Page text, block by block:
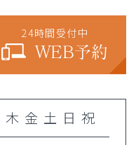
24時間受付中
WEB予約
木 金 土 日 祝